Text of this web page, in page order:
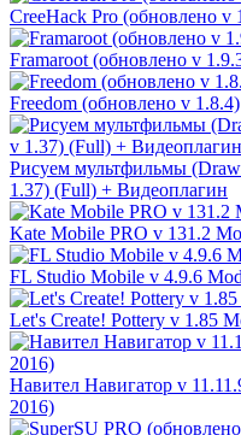
CreeHack Pro (обновлено v
Framaroot (обновлено v
Freedom (обновлено v 1.8.4)
Рисуем мультфильмы
1.37) (Full) + Видеоплагин
Kate Mobile PRO v 131.2
FL Studio Mobile v 4.9.6
Let's Create! Pottery v 1.85
Навител Навигатор v
2016)